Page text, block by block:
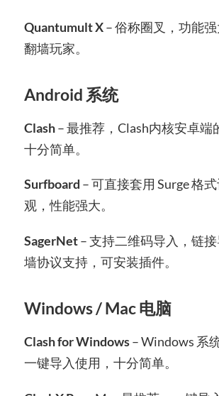
Quantumult X– 俗称圈叉，功能
翻墙玩家。
Android 系统
Clash– 最推荐，Clash内核安卓端
十分简单。
Surfboard – 可直接套用 Surge 格
观，性能强大。
SagerNet– 支持二维码导入，链
墙协议支持，可安装插件。
Windows / Mac 电脑
Clash for Windows– Windows 系
一键导入使用，十分简单。